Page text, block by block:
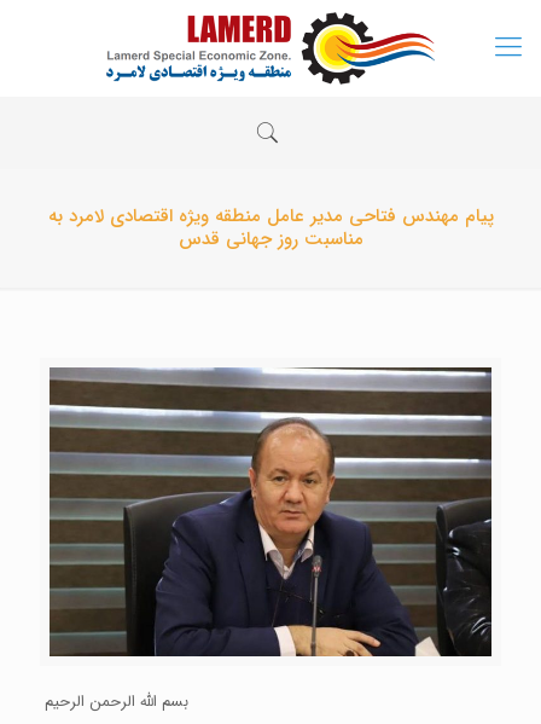
پیام مهندس فتاحی مدیر عامل منطقه ویژه اقتصادی لامرد به
مناسبت روز جهانی قدس
بسم الله الرحمن الرحیم